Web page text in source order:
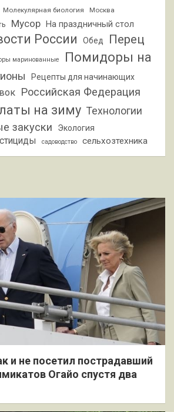
Молекулярная биология Москва
Мусор На праздничный стол
России Обед
Перец
маринованные
Помидоры на
Рецепты для начинающих
Российская Федерация
на зиму Технологии
закуски Экология
садоводство сельхозтехника
и не посетил пострадавший
Огайо спустя два